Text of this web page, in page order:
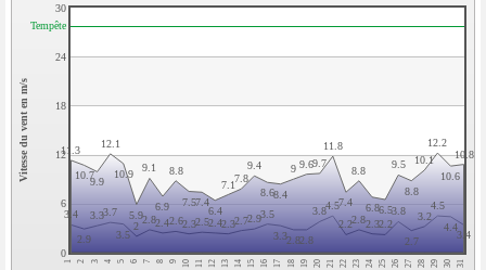
1 2 3 4 5 6 7 8 9 10 11 12 13 14 15 16 17 18 19 20 21 22 23 24 25 26 27 28 29 30 31
0
6
12
18
24
30
Vitesse du vent en m/s
Tempête
3.4
2.9
3.33.7
3.5
2
2.82.42.62.32.52.42.32.72.93.5
3.32.82.8
3.84.5
2.22.82.32.2
3.8
2.7
3.2
4.5
4.4
3.4
11.3
10.7
9.9
12.1
10.9
5.9
9.1
6.9
8.8
7.57.4
6.4
7.17.8
9.4
8.68.4
9 9.69.7
11.8
7.4
8.8
6.86.5
9.5
8.8
10.1
12.2
10.6
10.8